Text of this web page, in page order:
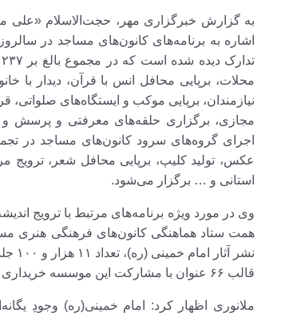
به گزارش خبرگزاری مهر، حجت‌الاسلام «علی
اشاره به برنامه‌های کانون‌های مساجد در
محلات، برپایی محافل انس با قرآن، دیدار با
نیازمندان، برپایی موکب و ایستگاه‌های
مجازی، برگزاری حلقه‌های معرفتی و پرسش و
اجرای گروه‌های سرود کانون‌های مساجد در
عکس، تولید کلیپ، برپایی محافل شعر،
استانی و … برگزار می‌شود.
وی در مورد ویژه برنامه‌های مرتبط با ترویج
همت ستاد هماهنگی کانون‌های فرهنگی هنری
قالب ۶۶ عنوان با مشارکت این موسسه خریداری و به کتابخانه‌های مساجد سراسر کشور ارسال شد.
ملانوری اظهار کرد: امام خمینی(ره) وجودِ